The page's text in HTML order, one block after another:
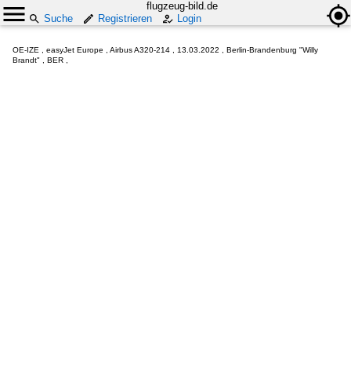
flugzeug-bild.de
Suche
Registrieren Login
OE-IZE , easyJet Europe , Airbus A320-214 , 13.03.2022 , Berlin-Brandenburg "Willy
Brandt" , BER ,